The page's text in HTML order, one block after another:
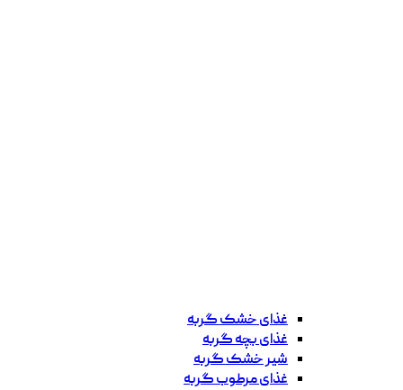
غذای خشک گربه
غذای بچه گربه
شیر خشک گربه
غذای مرطوب گربه